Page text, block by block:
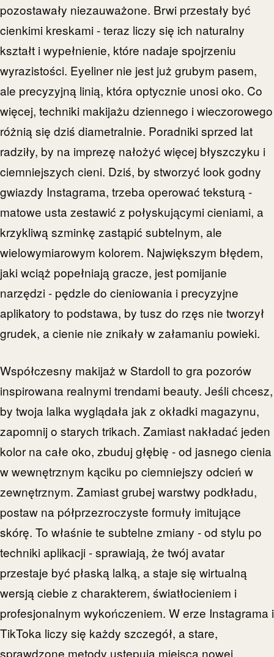
pozostawały niezauważone. Brwi przestały być
cienkimi kreskami - teraz liczy się ich naturalny
kształt i wypełnienie, które nadaje spojrzeniu
wyrazistości. Eyeliner nie jest już grubym pasem,
ale precyzyjną linią, która optycznie unosi oko. Co
więcej, techniki makijażu dziennego i wieczorowego
różnią się dziś diametralnie. Poradniki sprzed lat
radziły, by na imprezę nałożyć więcej błyszczyku i
ciemniejszych cieni. Dziś, by stworzyć look godny
gwiazdy Instagrama, trzeba operować teksturą -
matowe usta zestawić z połyskującymi cieniami, a
krzykliwą szminkę zastąpić subtelnym, ale
wielowymiarowym kolorem. Największym błędem,
jaki wciąż popełniają gracze, jest pomijanie
narzędzi - pędzle do cieniowania i precyzyjne
aplikatory to podstawa, by tusz do rzęs nie tworzył
grudek, a cienie nie znikały w załamaniu powieki.
Współczesny makijaż w Stardoll to gra pozorów
inspirowana realnymi trendami beauty. Jeśli chcesz,
by twoja lalka wyglądała jak z okładki magazynu,
zapomnij o starych trikach. Zamiast nakładać jeden
kolor na całe oko, zbuduj głębię - od jasnego cienia
w wewnętrznym kąciku po ciemniejszy odcień w
zewnętrznym. Zamiast grubej warstwy podkładu,
postaw na półprzezroczyste formuły imitujące
skórę. To właśnie te subtelne zmiany - od stylu po
techniki aplikacji - sprawiają, że twój avatar
przestaje być płaską lalką, a staje się wirtualną
wersją ciebie z charakterem, światłocieniem i
profesjonalnym wykończeniem. W erze Instagrama i
TikToka liczy się każdy szczegół, a stare,
sprawdzone metody ustępują miejsca nowej